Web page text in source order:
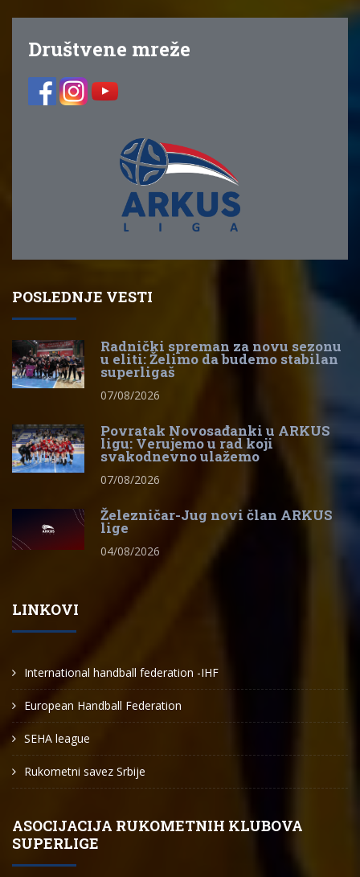
Društvene mreže
POSLEDNJE VESTI
Radnički spreman za novu sezonu
u eliti: Želimo da budemo stabilan
superligaš
07/08/2026
Povratak Novosađanki u ARKUS
ligu: Verujemo u rad koji
svakodnevno ulažemo
07/08/2026
Železničar-Jug novi član ARKUS
lige
04/08/2026
LINKOVI
International handball federation -IHF
European Handball Federation
SEHA league
Rukometni savez Srbije
ASOCIJACIJA RUKOMETNIH KLUBOVA
SUPERLIGE